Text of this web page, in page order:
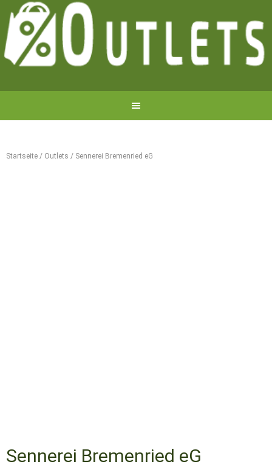
Startseite / Outlets / Sennerei Bremenried eG
Sennerei Bremenried eG